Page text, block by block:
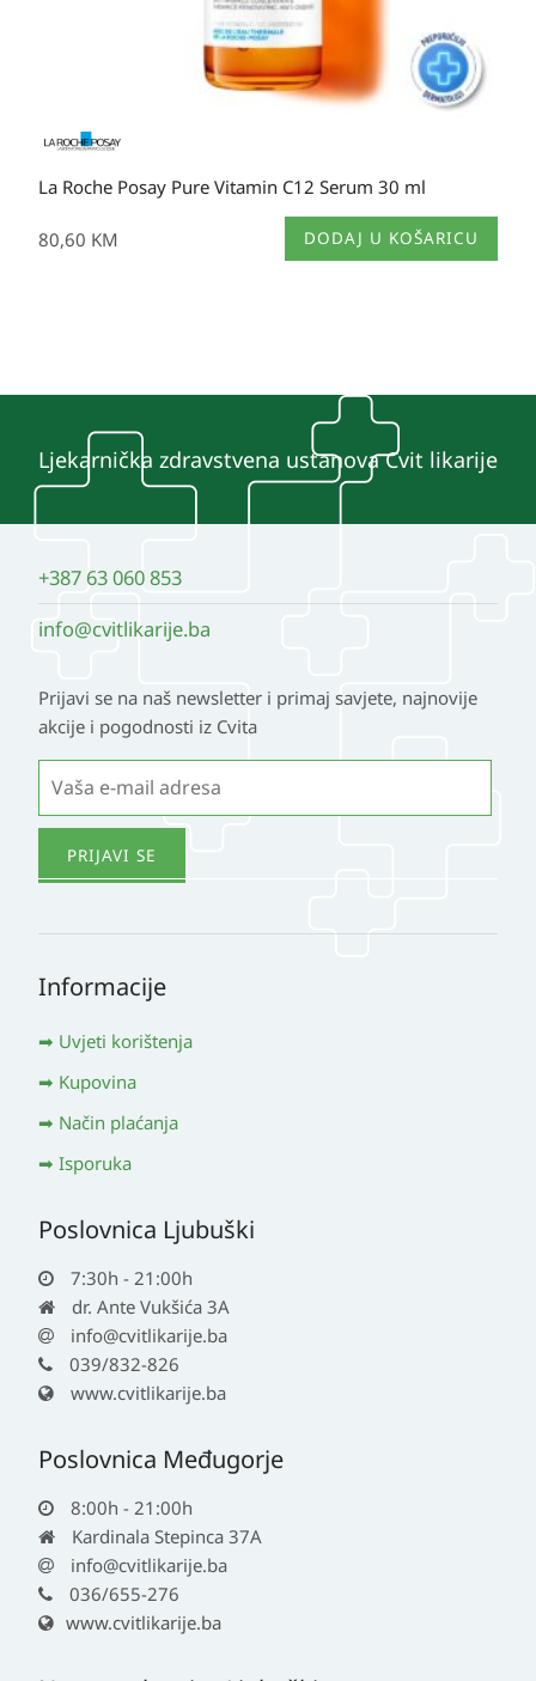
La Roche Posay Pure Vitamin C12 Serum 30 ml
80,60 KM DODAJ U KOŠARICU
Ljekarnička zdravstvena ustanova Cvit likarije
+387 63 060 853
info@cvitlikarije.ba
Prijavi se na naš newsletter i primaj savjete, najnovije
akcije i pogodnosti iz Cvita
Informacije
Uvjeti korištenja
Kupovina
Način plaćanja
Isporuka
Poslovnica Ljubuški
7:30h - 21:00h
dr. Ante Vukšića 3A
info@cvitlikarije.ba
039/832-826
www.cvitlikarije.ba
Poslovnica Međugorje
8:00h - 21:00h
Kardinala Stepinca 37A
info@cvitlikarije.ba
036/655-276
www.cvitlikarije.ba